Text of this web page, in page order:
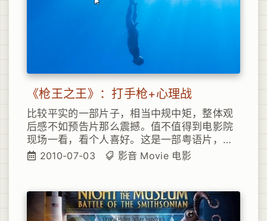
《枪王之王》：打手枪+心理战
比较平实的一部片子，相当中规中矩，整体观
后感不如预告片那么震撼。值不值得到电影院
现场一看，看个人喜好。这是一部粤语片，也
不知道从什么开始，慢慢开始习惯了粤语+字幕
语真的那么好吗，最后才确认依然是配音。不
过李冰冰的眼神在片中是个亮点，非常漂亮。
2010-07-03 影音 Movie 电影